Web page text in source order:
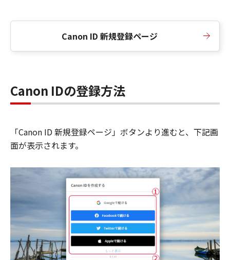
Canon ID 新規登録ページ
Canon IDの登録方法
「Canon ID 新規登録ページ」ボタンより進むと、下記画
面が表示されます。